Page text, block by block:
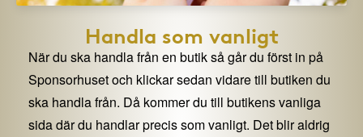
Handla som vanligt
När du ska handla från en butik så går du först in på
Sponsorhuset och klickar sedan vidare till butiken du
ska handla från. Då kommer du till butikens vanliga
sida där du handlar precis som vanligt. Det blir aldrig